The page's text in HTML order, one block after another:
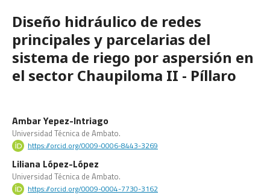
Diseño hidráulico de redes
principales y parcelarias del
sistema de riego por aspersión en
el sector Chaupiloma II - Píllaro
Ambar Yepez-Intriago
Universidad Técnica de Ambato.
https://orcid.org/0009-0006-8443-3269
Liliana López-López
Universidad Técnica de Ambato.
https://orcid.org/0009-0004-7730-3162